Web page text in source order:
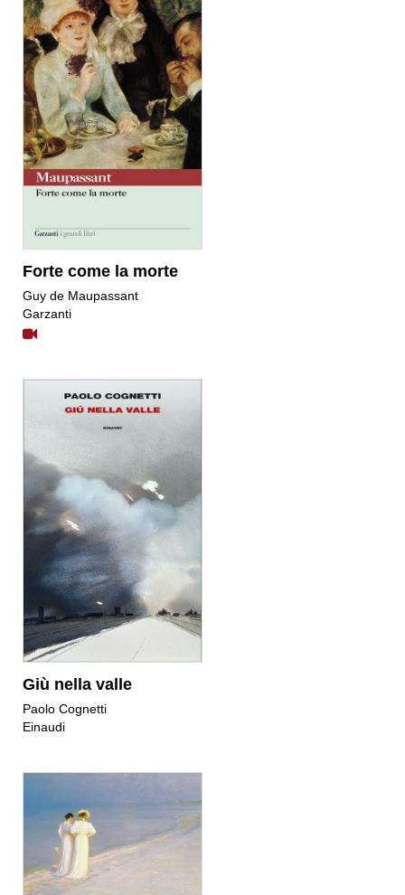
Forte come la morte
Guy de Maupassant
Garzanti
Giù nella valle
Paolo Cognetti
Einaudi